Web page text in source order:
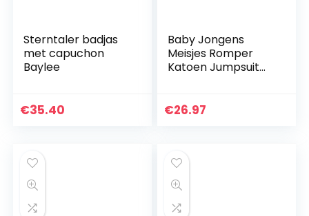
Sterntaler badjas
met capuchon
Baylee
€35.40
Baby Jongens
Meisjes Romper
Katoen Jumpsuit
Bodysuit Gezellige
€26.97